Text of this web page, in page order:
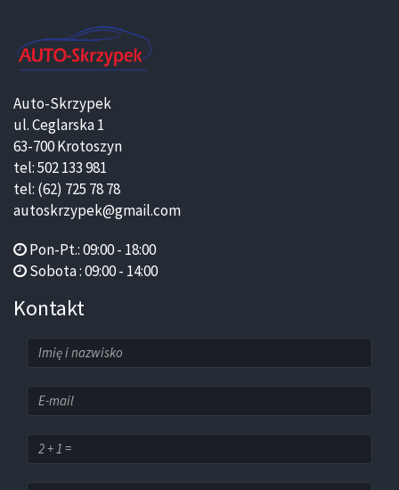
Auto-Skrzypek
ul. Ceglarska 1
63-700 Krotoszyn
tel: 502 133 981
tel: (62) 725 78 78
autoskrzypek@gmail.com
Pon-Pt.: 09:00 - 18:00
Sobota : 09:00 - 14:00
Kontakt